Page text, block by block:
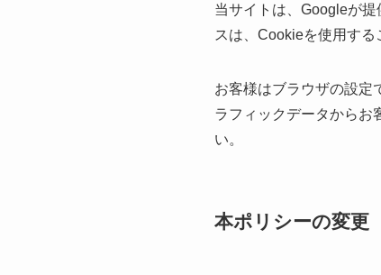
当サイトは、Googleが
スは、Cookieを使用する
お客様はブラウザの設定
ラフィックデータからお
い。
本ポリシーの変更